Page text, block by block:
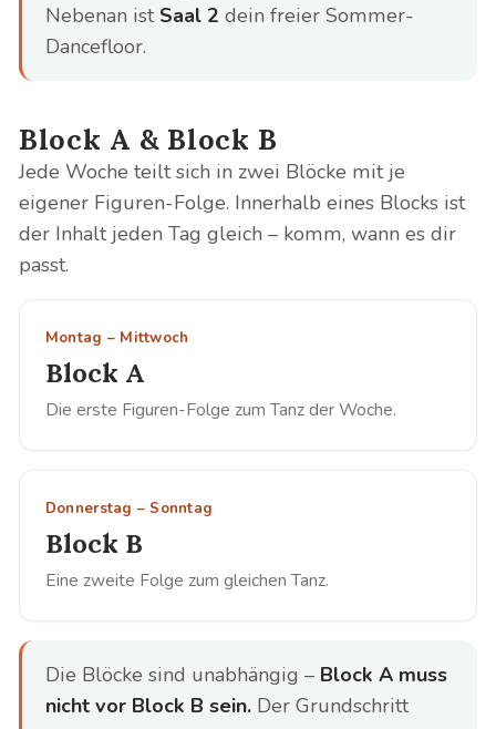
Nebenan ist Saal 2 dein freier Sommer-
Dancefloor.
Block A & Block B
Jede Woche teilt sich in zwei Blöcke mit je
eigener Figuren-Folge. Innerhalb eines Blocks ist
der Inhalt jeden Tag gleich – komm, wann es dir
passt.
Montag – Mittwoch
Block A
Die erste Figuren-Folge zum Tanz der Woche.
Donnerstag – Sonntag
Block B
Eine zweite Folge zum gleichen Tanz.
Die Blöcke sind unabhängig – Block A muss
nicht vor Block B sein. Der Grundschritt